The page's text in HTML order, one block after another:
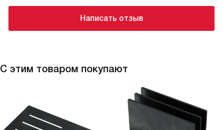
Написать отзыв
С этим товаром покупают